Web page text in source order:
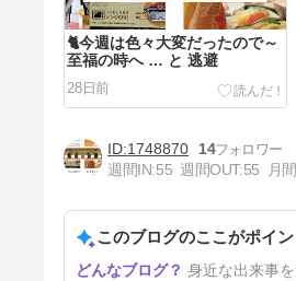
🐈️今週は色々大変だったので～
至福の時へ … と 逃避
28日前
🍨なんとな～くあずきアイスを
作ってみた…というお話🏡
1748870
14
週間IN:55 週間OUT:55 月
このブログのここがポイン
身近な出来事